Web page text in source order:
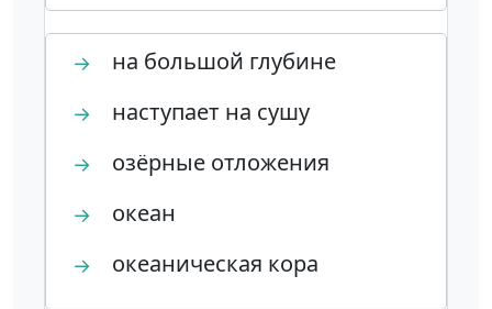
→ на большой глубине
→ наступает на сушу
→ озёрные отложения
→ океан
→ океаническая кора